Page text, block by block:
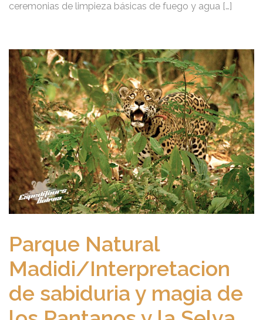
ceremonias de limpieza básicas de fuego y agua […]
Parque Natural
Madidi/Interpretacion
de sabiduria y magia de